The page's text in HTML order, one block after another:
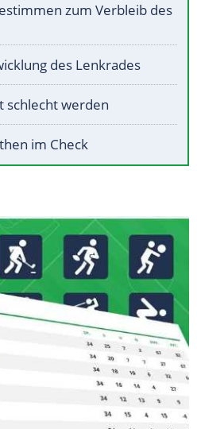
zum Verbleib des
des Lenkrades
schlecht werden
im Check